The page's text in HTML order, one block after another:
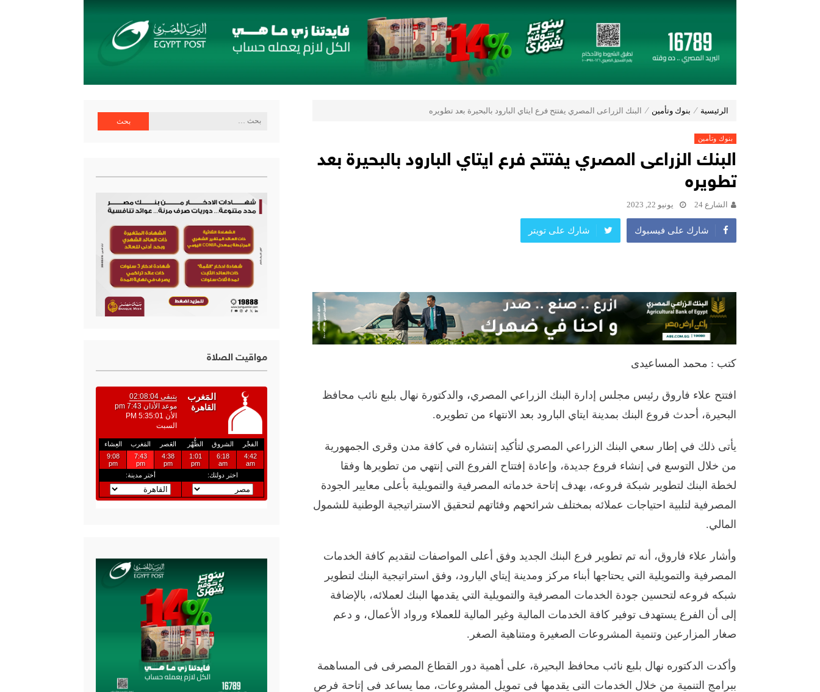
عُمان تؤكد التزامها بدعم اتفاقيَّة الأُمم المُتَّحدة الإطاريَّة بشأن تغيُّر المناخ
مراسم اربعين ليست كسابقاتها
جولدن تاون تبدأ أعمال الإنشاءات بمشروع «GT Business City» بالتزامن مع طرح المرحلة الأولى للبيع.. وتنفيذ مبكر يعزز ثقة المستثمرين
طلاب الميكاترونيات بالجامعة المصرية الروسية يقدمون 7 مشاريع واعدة
بنك مصر يشارك في فعالية “اليوم العالمي للشباب” ويقدم العديد من العروض المجانية دعمًا للشمول المالي تحت رعاية البنك المركزي المصري
الرئيسية ⁄ بنوك وتأمين ⁄ البنك الزراعى المصري يفتتح فرع ايتاي البارود بالبحيرة بعد تطويره
بنوك وتأمين
البنك الزراعى المصري يفتتح فرع ايتاي البارود بالبحيرة بعد
تطويره
الشارع 24 يونيو 22, 2023
شارك على فيسبوك شارك على تويتر
كتب : محمد المساعيدى
افتتح علاء فاروق رئيس مجلس إدارة البنك الزراعي المصري، والدكتورة نهال بلبع نائب محافظ
البحيرة، أحدث فروع البنك بمدينة ايتاي البارود بعد الانتهاء من تطويره.
يأتى ذلك في إطار سعي البنك الزراعي المصري لتأكيد إنتشاره في كافة مدن وقرى الجمهورية
من خلال التوسع في إنشاء فروع جديدة، وإعادة إفتتاح الفروع التي إنتهي من تطويرها وفقا
لخطة البنك لتطوير شبكة فروعه، بهدف إتاحة خدماته المصرفية والتمويلية بأعلى معايير الجودة
المصرفية لتلبية احتياجات عملائه بمختلف شرائحهم وفئاتهم لتحقيق الاستراتيجية الوطنية للشمول
المالي.
وأشار علاء فاروق، أنه تم تطوير فرع البنك الجديد وفق أعلى المواصفات لتقديم كافة الخدمات
المصرفية والتمويلية التي يحتاجها أبناء مركز ومدينة إيتاي اليارود، وفق استراتيجية البنك لتطوير
شبكه فروعه لتحسين جودة الخدمات المصرفية والتمويلية التي يقدمها البنك لعملائه، بالإضافة
إلى أن الفرع يستهدف توفير كافة الخدمات المالية وغير المالية للعملاء ورواد الأعمال، و دعم
صغار المزارعين وتنمية المشروعات الصغيرة ومتناهية الصغر.
وأكدت الدكتوره نهال بلبع نائب محافظ البحيرة، على أهمية دور القطاع المصرفى فى المساهمة
ببرامج التنمية من خلال الخدمات التى يقدمها فى تمويل المشروعات، مما يساعد فى إتاحة فرص
البحث
مواقيت الصلاة